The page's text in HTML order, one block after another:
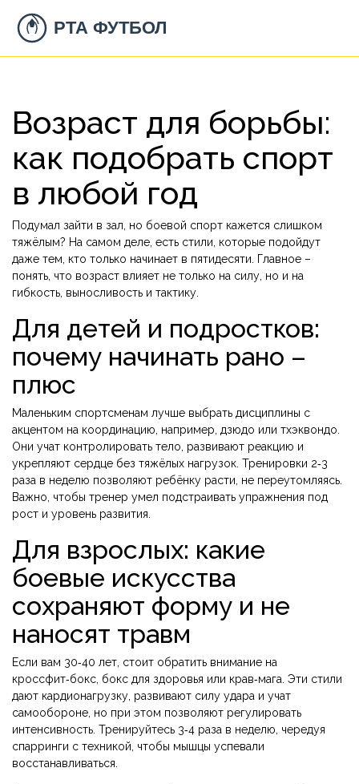
Возраст для борьбы:
как подобрать спорт
в любой год
Подумал зайти в зал, но боевой спорт кажется слишком
тяжёлым? На самом деле, есть стили, которые подойдут
даже тем, кто только начинает в пятидесяти. Главное –
понять, что возраст влияет не только на силу, но и на
гибкость, выносливость и тактику.
Для детей и подростков:
почему начинать рано –
плюс
Маленьким спортсменам лучше выбрать дисциплины с
акцентом на координацию, например, дзюдо или тхэквондо.
Они учат контролировать тело, развивают реакцию и
укрепляют сердце без тяжёлых нагрузок. Тренировки 2‑3
раза в неделю позволяют ребёнку расти, не переутомляясь.
Важно, чтобы тренер умел подстраивать упражнения под
рост и уровень развития.
Для взрослых: какие
боевые искусства
сохраняют форму и не
наносят травм
Если вам 30‑40 лет, стоит обратить внимание на
кроссфит‑бокс, бокс для здоровья или крав‑мага. Эти стили
дают кардионагрузку, развивают силу удара и учат
самообороне, но при этом позволяют регулировать
интенсивность. Тренируйтесь 3‑4 раза в неделю, чередуя
спарринги с техникой, чтобы мышцы успевали
восстанавливаться.